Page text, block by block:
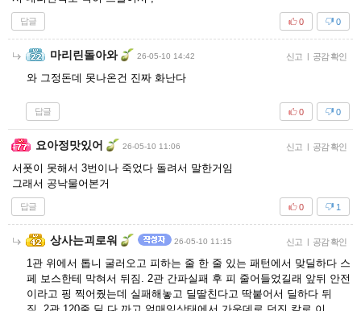
답글 0
0
마리린돌아와 26-05-10 14:42 신고 | 공감 확인
와 그정돈데 못나온건 진짜 화난다
답글 0
0
요아정맛있어 26-05-10 11:06 신고 | 공감 확인
서폿이 못해서 3번이나 죽었다 돌려서 말한거임
그래서 공낙물어본거
답글 1
0
상사는괴로워 26-05-10 11:15 신고 | 공감 확인
1관 위에서 톱니 굴러오고 피하는 줄 한 줄 있는 패턴에서 맞딜하다 스
페 보스한테 막혀서 뒤짐. 2관 간파실패 후 피 줄어들었길래 앞뒤 안전
이라고 핑 찍어줬는데 실패해놓고 딜딸친다고 딱붙어서 딜하다 뒤